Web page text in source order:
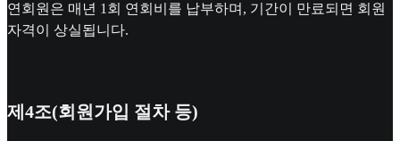
연회원은 매년 1회 연회비를 납부하며, 기간이 만료되면 회원
자격이 상실됩니다.
제4조(회원가입 절차 등)